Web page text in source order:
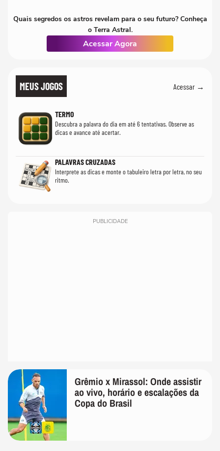
Quais segredos os astros revelam para o seu futuro? Conheça
o Terra Astral.
Acessar Agora
MEUS JOGOS Acessar →
TERMO
Descubra a palavra do dia em até 6 tentativas. Observe as
dicas e avance até acertar.
PALAVRAS CRUZADAS
Interprete as dicas e monte o tabuleiro letra por letra, no seu
ritmo.
PUBLICIDADE
Grêmio x Mirassol: Onde assistir
ao vivo, horário e escalações da
Copa do Brasil